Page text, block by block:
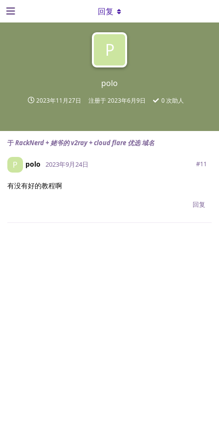
P
polo
2023年11月27日 注册于2023年6月9日 0 次助人
回复
于RackNerd + 姥爷的 v2ray + cloud flare 优选 域名
P polo 2023年9月24日 #11
有没有好的教程啊
回复